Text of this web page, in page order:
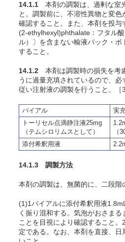
14.1.1 本剤の調製は、過剰な室
と。調製前に、不溶性異物と変色
確認すること。また、本剤を投与
(2-ethylhexyl)phthalate：フタル
ル）〕を含まない輸液バック・ボ
すること。
14.1.2 本剤は調製時の損失を考
うに過量充填されているので、
従い注射液の調製を行うこと。［
バイアル
実
トーリセル点滴静注液25mg
（テムシロリムスとして）
（
添付希釈用液
14.1.3 調製方法
本剤の調製は、無菌的に、二段階
(1)1バイアルに添付希釈用液
く振り混和する。気泡がおさま
ことを目視により確認すること
定である。なお、本剤を直接、日